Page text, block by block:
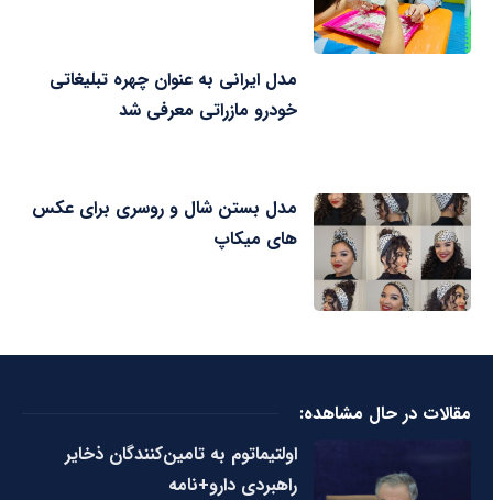
مدل ایرانی به عنوان چهره تبلیغاتی
خودرو مازراتی معرفی شد
مدل بستن شال و روسری برای عکس
های میکاپ
مقالات در حال مشاهده:
اولتیماتوم به تامین‌کنندگان ذخایر
راهبردی دارو+نامه